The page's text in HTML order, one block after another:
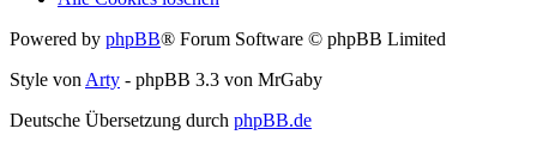
Powered by phpBB® Forum Software © phpBB Limited
Style von Arty - phpBB 3.3 von MrGaby
Deutsche Übersetzung durch phpBB.de